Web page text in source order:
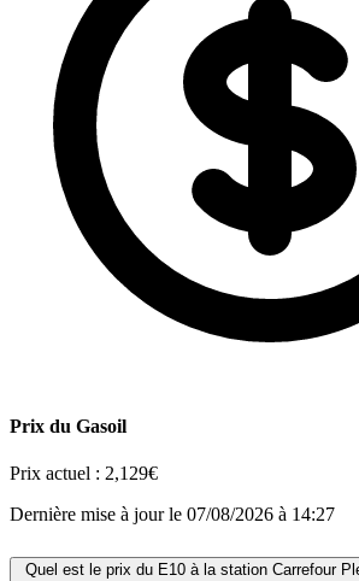
Prix du Gasoil
Prix actuel : 2,129€
Dernière mise à jour le 07/08/2026 à 14:27
Quel est le prix du E10 à la station Carrefour Pledran